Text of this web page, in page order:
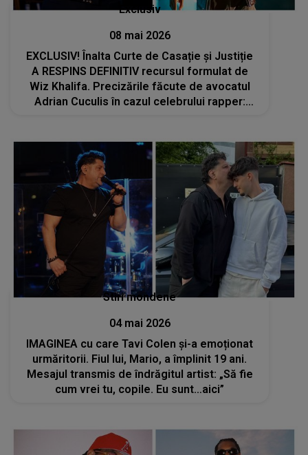
Exclusiv
08 mai 2026
EXCLUSIV! Înalta Curte de Casație și Justiție
A RESPINS DEFINITIV recursul formulat de
Wiz Khalifa. Precizările făcute de avocatul
Adrian Cuculis în cazul celebrului rapper:
Stiri mondene
04 mai 2026
IMAGINEA cu care Tavi Colen și-a emoționat
urmăritorii. Fiul lui, Mario, a împlinit 19 ani.
Mesajul transmis de îndrăgitul artist: „Să fie
cum vrei tu, copile. Eu sunt…aici”